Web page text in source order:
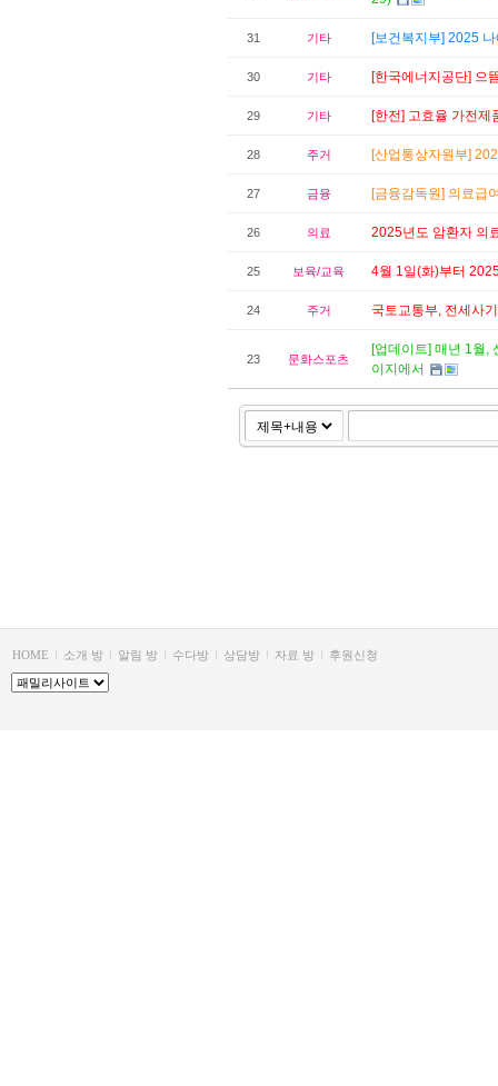
31 기타 [보건복지부] 2025
30 기타 [한국에너지공단] 으
29 기타 [한전] 고효율 가전제
28 주거 [산업통상자원부]
27 금융 [금융감독원] 의료급
26 의료 2025년도 암환자 의
25 보육/교육 4월 1일(화)부터
24 주거 국토교통부, 전세사
23 문화스포츠
[업데이트] 매년 1월,
이지에서
HOME 소개 방 알림 방 수다방 상담방 자료 방 후원신청